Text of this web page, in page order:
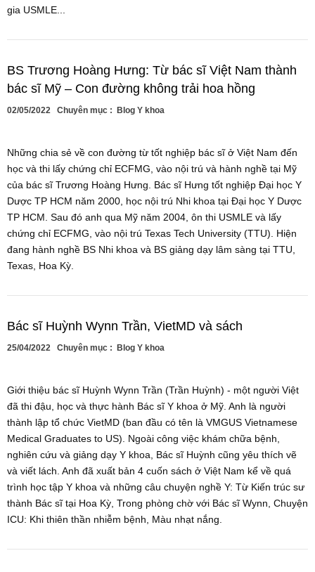
gia USMLE...
BS Trương Hoàng Hưng: Từ bác sĩ Việt Nam thành
bác sĩ Mỹ – Con đường không trải hoa hồng
02/05/2022 Chuyên mục : Blog Y khoa
Những chia sẻ về con đường từ tốt nghiệp bác sĩ ở Việt Nam đến
học và thi lấy chứng chỉ ECFMG, vào nội trú và hành nghề tại Mỹ
của bác sĩ Trương Hoàng Hưng. Bác sĩ Hưng tốt nghiệp Đại học Y
Dược TP HCM năm 2000, học nội trú Nhi khoa tại Đại học Y Dược
TP HCM. Sau đó anh qua Mỹ năm 2004, ôn thi USMLE và lấy
chứng chỉ ECFMG, vào nội trú Texas Tech University (TTU). Hiện
đang hành nghề BS Nhi khoa và BS giảng dạy lâm sàng tại TTU,
Texas, Hoa Kỳ.
Bác sĩ Huỳnh Wynn Trần, VietMD và sách
25/04/2022 Chuyên mục : Blog Y khoa
Giới thiệu bác sĩ Huỳnh Wynn Trần (Trần Huỳnh) - một người Việt
đã thi đậu, học và thực hành Bác sĩ Y khoa ở Mỹ. Anh là người
thành lập tổ chức VietMD (ban đầu có tên là VMGUS Vietnamese
Medical Graduates to US). Ngoài công việc khám chữa bệnh,
nghiên cứu và giảng dạy Y khoa, Bác sĩ Huỳnh cũng yêu thích vẽ
và viết lách. Anh đã xuất bản 4 cuốn sách ở Việt Nam kể về quá
trình học tập Y khoa và những câu chuyện nghề Y: Từ Kiến trúc sư
thành Bác sĩ tại Hoa Kỳ, Trong phòng chờ với Bác sĩ Wynn, Chuyện
ICU: Khi thiên thần nhiễm bệnh, Màu nhạt nắng.